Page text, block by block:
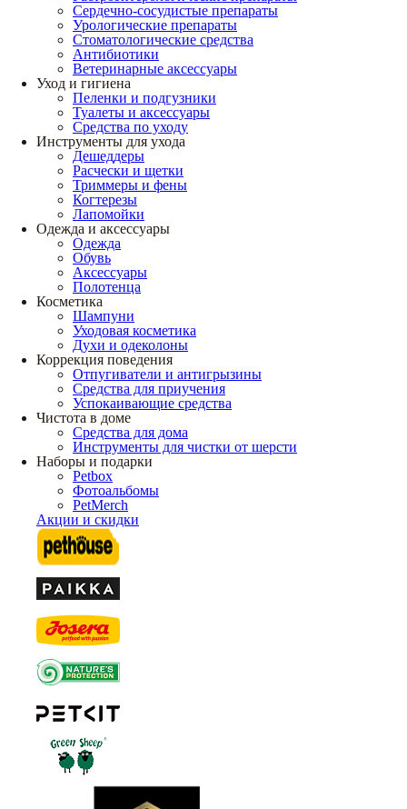
Сердечно-сосудистые препараты
Урологические препараты
Стоматологические средства
Антибиотики
Ветеринарные аксессуары
Уход и гигиена
Пеленки и подгузники
Туалеты и аксессуары
Средства по уходу
Инструменты для ухода
Дешеддеры
Расчески и щетки
Триммеры и фены
Когтерезы
Лапомойки
Одежда и аксессуары
Одежда
Обувь
Аксессуары
Полотенца
Косметика
Шампуни
Уходовая косметика
Духи и одеколоны
Коррекция поведения
Отпугиватели и антигрызины
Средства для приучения
Успокаивающие средства
Чистота в доме
Средства для дома
Инструменты для чистки от шерсти
Наборы и подарки
Petbox
Фотоальбомы
PetMerch
Акции и скидки